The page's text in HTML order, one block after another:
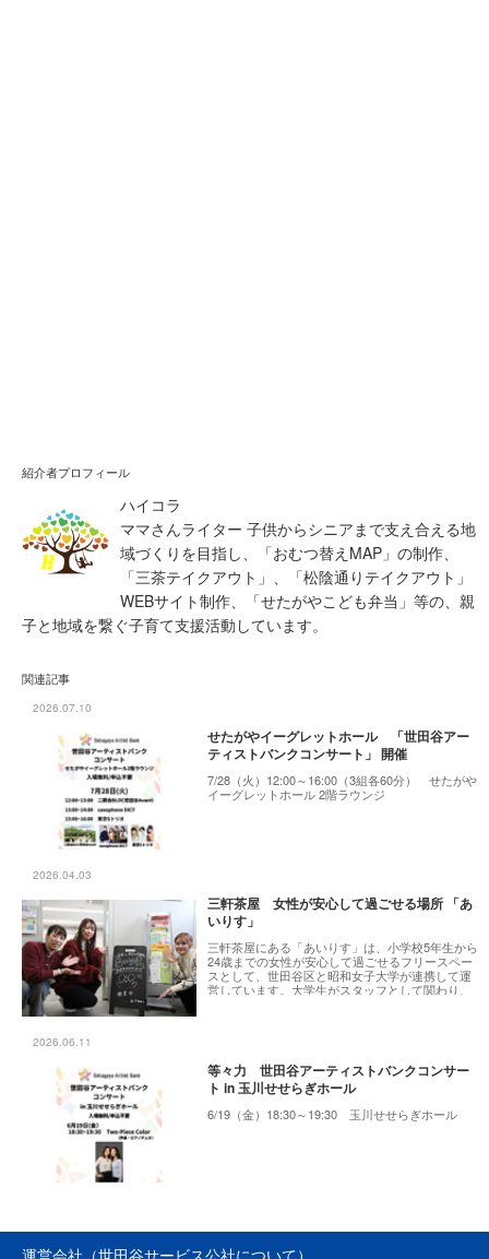
紹介者プロフィール
ハイコラ
ママさんライター 子供からシニアまで支え合える地
域づくりを目指し、「おむつ替えMAP」の制作、
「三茶テイクアウト」、「松陰通りテイクアウト」
WEBサイト制作、「せたがやこども弁当」等の、親
子と地域を繋ぐ子育て支援活動しています。
関連記事
2026.07.10
せたがやイーグレットホール 「世田谷アー
ティストバンクコンサート」 開催
7/28（火）12:00～16:00（3組各60分） せたがや
イーグレットホール 2階ラウンジ
2026.04.03
三軒茶屋 女性が安心して過ごせる場所 「あ
いりす」
三軒茶屋にある「あいりす」は、小学校5年生から
24歳までの女性が安心して過ごせるフリースペー
スとして、世田谷区と昭和女子大学が連携して運
営しています。大学生がスタッフとして関わり、
えたこの取り組みについて、スタッフのさきさ
ん、いちごさん、れもんさん（活動の際のニック
ネーム）に話を伺いました。
2026.06.11
等々力 世田谷アーティストバンクコンサー
ト in 玉川せせらぎホール
6/19（金）18:30～19:30 玉川せせらぎホール